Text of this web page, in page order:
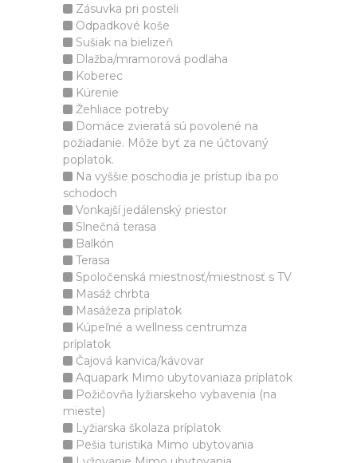
Zásuvka pri posteli
Odpadkové koše
Sušiak na bielizeň
Dlažba/mramorová podlaha
Koberec
Kúrenie
Žehliace potreby
Domáce zvieratá sú povolené na
požiadanie. Môže byť za ne účtovaný
poplatok.
Na vyššie poschodia je prístup iba po
schodoch
Vonkajší jedálenský priestor
Slnečná terasa
Balkón
Terasa
Spoločenská miestnosť/miestnosť s TV
Masáž chrbta
Masážeza príplatok
Kúpeľné a wellness centrumza
príplatok
Čajová kanvica/kávovar
Aquapark Mimo ubytovaniaza príplatok
Požičovňa lyžiarskeho vybavenia (na
mieste)
Lyžiarska školaza príplatok
Pešia turistika Mimo ubytovania